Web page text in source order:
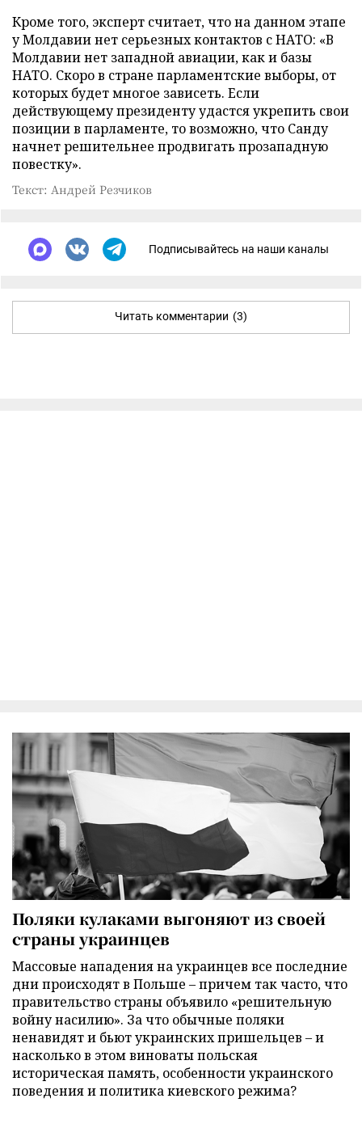
Кроме того, эксперт считает, что на данном этапе
у Молдавии нет серьезных контактов с НАТО: «В
Молдавии нет западной авиации, как и базы
НАТО. Скоро в стране парламентские выборы, от
которых будет многое зависеть. Если
действующему президенту удастся укрепить свои
позиции в парламенте, то возможно, что Санду
начнет решительнее продвигать прозападную
повестку».
Текст: Андрей Резчиков
Подписывайтесь на наши каналы
Читать комментарии (3)
Поляки кулаками выгоняют из своей
страны украинцев
Массовые нападения на украинцев все последние
дни происходят в Польше – причем так часто, что
правительство страны объявило «решительную
войну насилию». За что обычные поляки
ненавидят и бьют украинских пришельцев – и
насколько в этом виноваты польская
историческая память, особенности украинского
поведения и политика киевского режима?